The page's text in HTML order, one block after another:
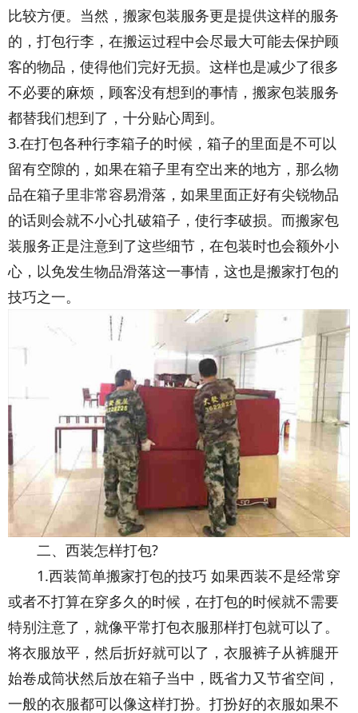
比较方便。当然，搬家包装服务更是提供这样的服务
的，打包行李，在搬运过程中会尽最大可能去保护顾
客的物品，使得他们完好无损。这样也是减少了很多
不必要的麻烦，顾客没有想到的事情，搬家包装服务
都替我们想到了，十分贴心周到。
3.在打包各种行李箱子的时候，箱子的里面是不可以
留有空隙的，如果在箱子里有空出来的地方，那么物
品在箱子里非常容易滑落，如果里面正好有尖锐物品
的话则会就不小心扎破箱子，使行李破损。而搬家包
装服务正是注意到了这些细节，在包装时也会额外小
心，以免发生物品滑落这一事情，这也是搬家打包的
技巧之一。
二、西装怎样打包?
1.西装简单搬家打包的技巧 如果西装不是经常穿
或者不打算在穿多久的时候，在打包的时候就不需要
特别注意了，就像平常打包衣服那样打包就可以了。
将衣服放平，然后折好就可以了，衣服裤子从裤腿开
始卷成筒状然后放在箱子当中，既省力又节省空间，
一般的衣服都可以像这样打扮。打扮好的衣服如果不